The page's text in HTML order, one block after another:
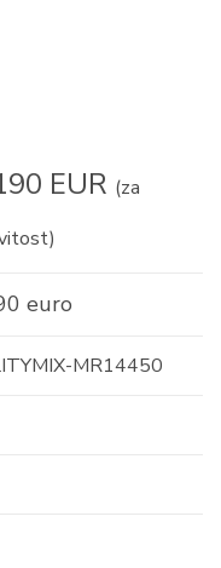
EUR (za
euro
MR14450